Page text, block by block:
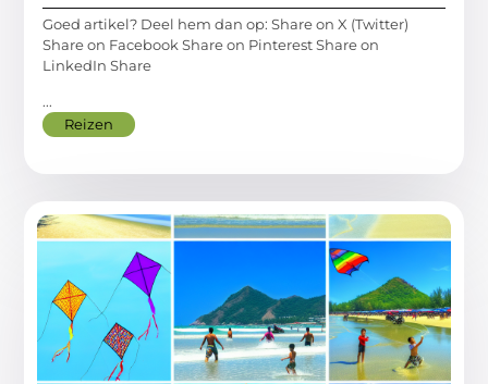
Goed artikel? Deel hem dan op: Share on X (Twitter)
Share on Facebook Share on Pinterest Share on
LinkedIn Share
...
Reizen